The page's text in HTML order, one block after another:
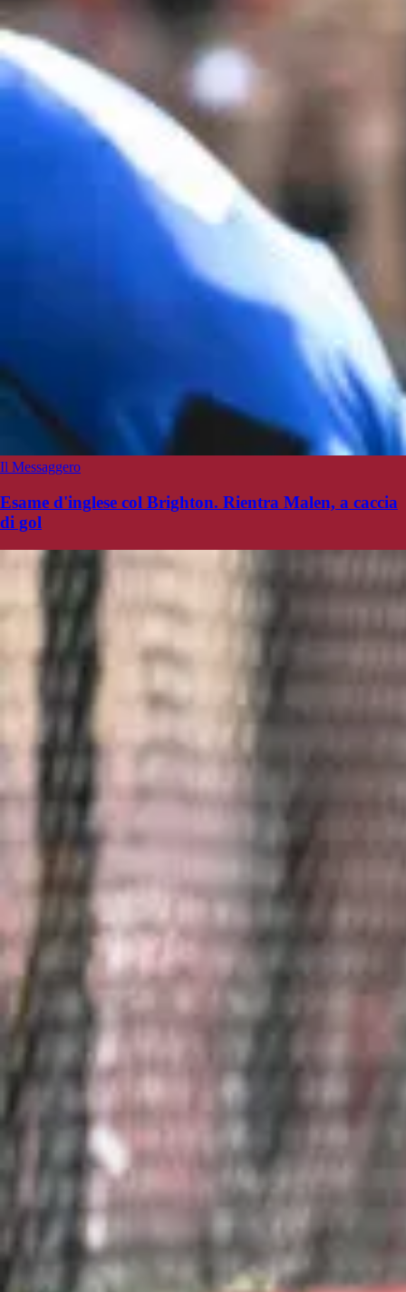
Il Messaggero
Esame d'inglese col Brighton. Rientra Malen, a caccia
di gol